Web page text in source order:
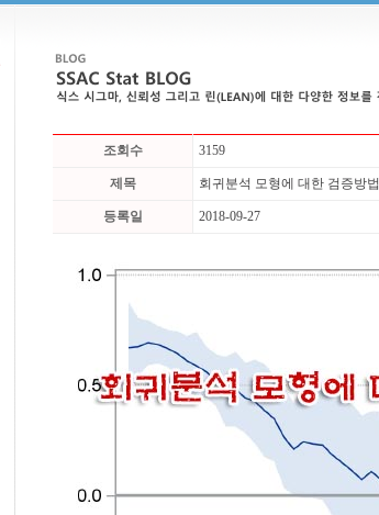
조회수 3159
제목 회귀분석 모형에 대한 검증방법
등록일 2018-09-27